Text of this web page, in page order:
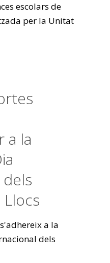
escolars de
per la Unitat
a la
a la
dels